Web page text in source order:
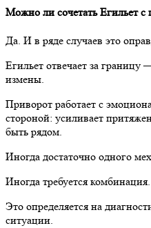
Можно ли сочетать Егильет с
Да. И в ряде случаев это
Егильет отвечает за границу
измены.
Приворот работает с
стороной: усиливает
быть рядом.
Иногда достаточно одного
Иногда требуется комбинация.
Это определяется на
ситуации.